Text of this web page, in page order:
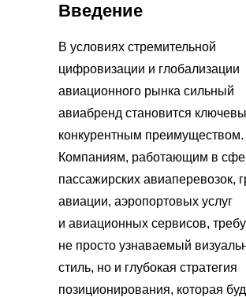
Введение
В условиях стремительной
цифровизации и глобализации
авиационного рынка сильный
авиабренд становится
конкурентным преимуществом.
Компаниям, работающим в
пассажирских авиаперевозок,
авиации, аэропортовых услуг
и авиационных сервисов,
не просто узнаваемый
стиль, но и глубокая стратегия
позиционирования, которая